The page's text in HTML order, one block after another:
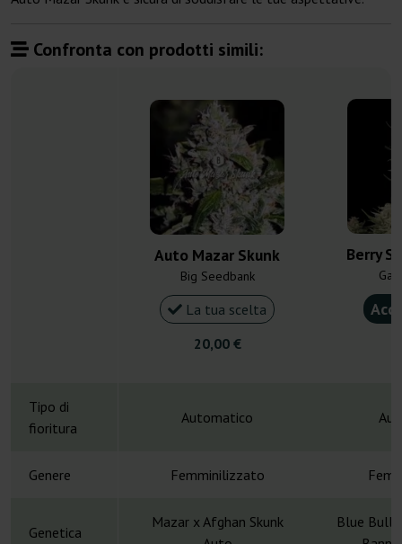
Confronta con prodotti simili:
Auto Mazar Skunk
Big Seedbank
La tua scelta
20,00 €
Berry
Tipo di
fioritura
Automatico
Genere Femminilizzato
Genetica
Mazar x Afghan Skunk
Blue